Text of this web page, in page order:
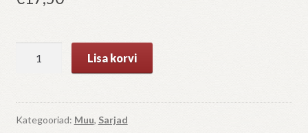
oma
püha
Lisa korvi
Kategooriad: Muu, Sarjad